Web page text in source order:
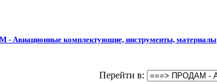
Авиационные комплектующие, инструменты, материалы
Перейти в: